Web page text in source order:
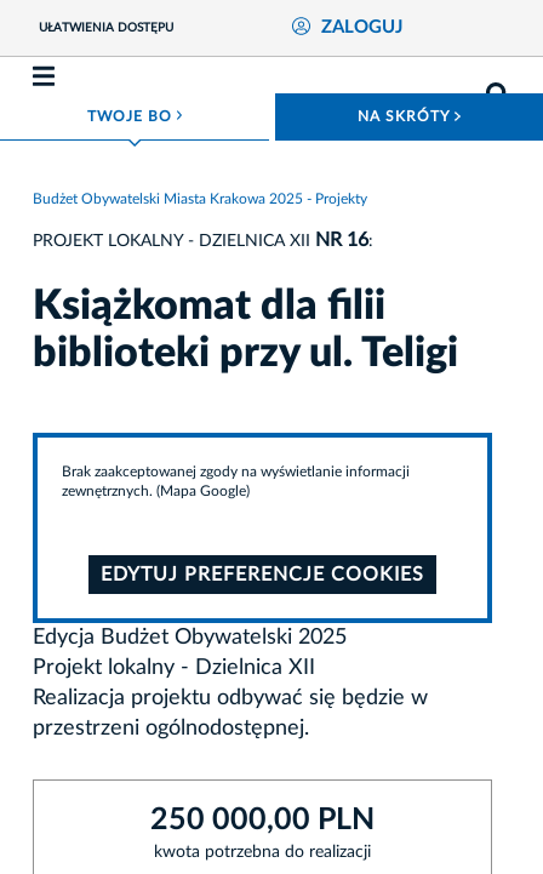
UŁATWIENIA DOSTĘPU ZALOGUJ
TWOJE BO ROZWIŃ MENU NA SKRÓTY
Budżet Obywatelski Miasta Krakowa 2025 - Projekty
PROJEKT LOKALNY - DZIELNICA XII NR 16:
Książkomat dla filii
biblioteki przy ul. Teligi
Brak zaakceptowanej zgody na wyświetlanie informacji
zewnętrznych. (Mapa Google)
EDYTUJ PREFERENCJE COOKIES
Edycja Budżet Obywatelski 2025
Projekt lokalny - Dzielnica XII
Realizacja projektu odbywać się będzie w
przestrzeni ogólnodostępnej.
250 000,00 PLN
kwota potrzebna do realizacji